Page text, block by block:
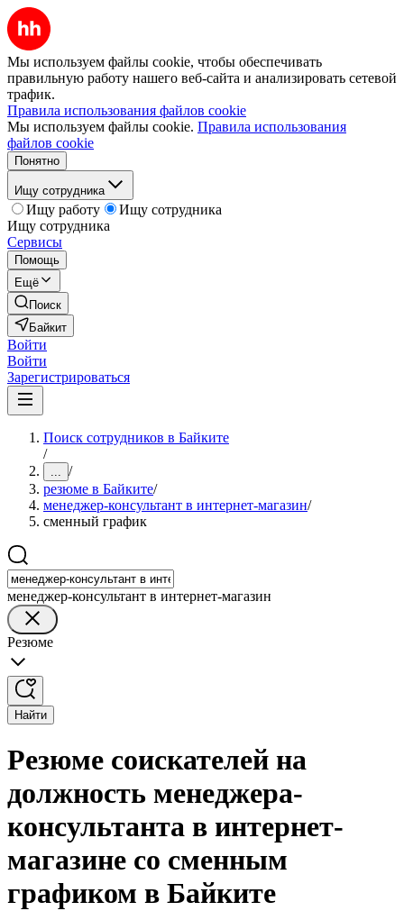
Мы используем файлы cookie, чтобы обеспечивать
правильную работу нашего веб-сайта и анализировать сетевой
трафик.
Правила использования файлов cookie
Мы используем файлы cookie. Правила использования
файлов cookie
Понятно
Ищу сотрудника
Ищу работу
Ищу сотрудника
Ищу сотрудника
Сервисы
Помощь
Ещё
Поиск
Байкит
Войти
Войти
Зарегистрироваться
Поиск сотрудников в Байките
/
... /
резюме в Байките/
менеджер-консультант в интернет-магазин/
сменный график
менеджер-консультант в интернет-магазин
Резюме
Найти
Резюме соискателей на
должность менеджера-
консультанта в интернет-
магазине со сменным
графиком в Байките